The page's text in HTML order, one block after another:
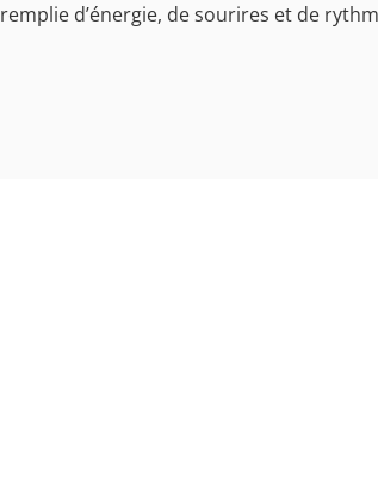
d’énergie, de sourires et de